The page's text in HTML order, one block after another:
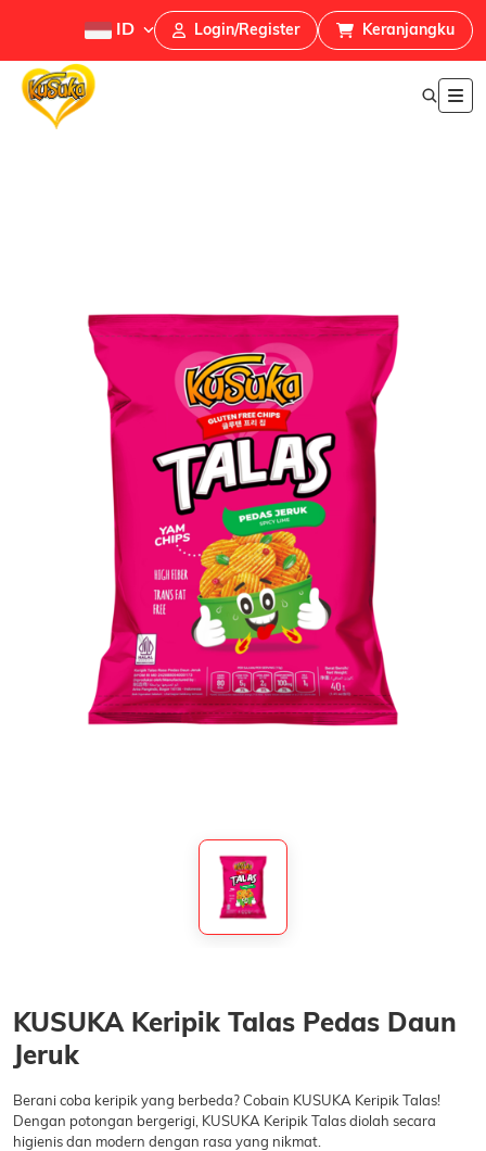
ID Login/Register Keranjangku
KUSUKA Keripik Talas Pedas Daun
Jeruk
Berani coba keripik yang berbeda? Cobain KUSUKA Keripik Talas!
Dengan potongan bergerigi, KUSUKA Keripik Talas diolah secara
higienis dan modern dengan rasa yang nikmat.